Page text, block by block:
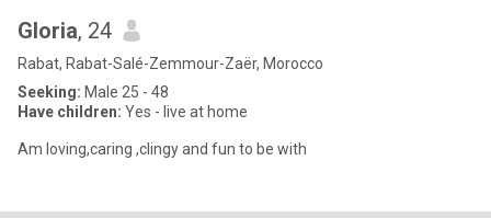
Gloria, 24
Rabat, Rabat-Salé-Zemmour-Zaër, Morocco
Seeking: Male 25 - 48
Have children: Yes - live at home
Am loving,caring ,clingy and fun to be with